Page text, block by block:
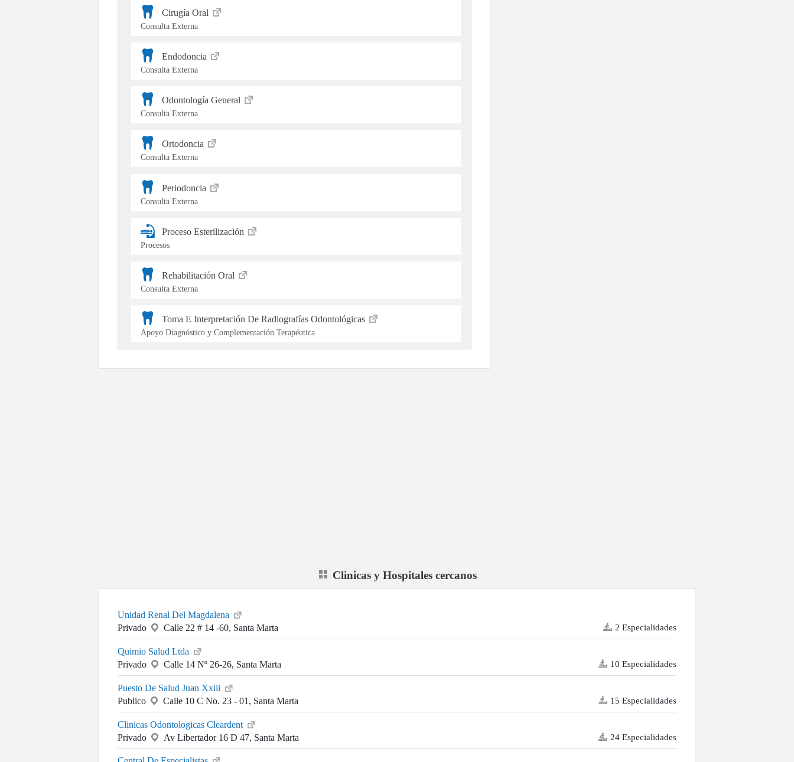
Cirugía Oral
Consulta Externa
Endodoncia
Consulta Externa
Odontología General
Consulta Externa
Ortodoncia
Consulta Externa
Periodoncia
Consulta Externa
Proceso Esterilización
Procesos
Rehabilitación Oral
Consulta Externa
Toma E Interpretación De Radiografías Odontológicas
Apoyo Diagnóstico y Complementación Terapéutica
Clinicas y Hospitales cercanos
Unidad Renal Del Magdalena
2 Especialidades
Privado Calle 22 # 14 -60, Santa Marta
Quimio Salud Ltda
10 Especialidades
Privado Calle 14 Nº 26-26, Santa Marta
Puesto De Salud Juan Xxiii
15 Especialidades
Publico Calle 10 C No. 23 - 01, Santa Marta
Clinicas Odontologicas Cleardent
24 Especialidades
Privado Av Libertador 16 D 47, Santa Marta